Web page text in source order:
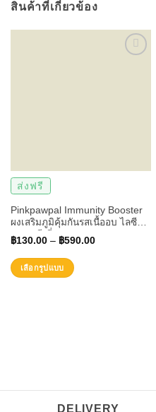
สินค้าที่เกี่ยวข้อง
ส่งฟรี
Pinkpawpal Immunity Booster
ผงเสริมภูมิคุ้มกันรสเนื้ออบ ไลซีน
เกรดพรีเมี่ยม
฿130.00– ฿590.00
เลือกรูปแบบ
may
DELIVERY